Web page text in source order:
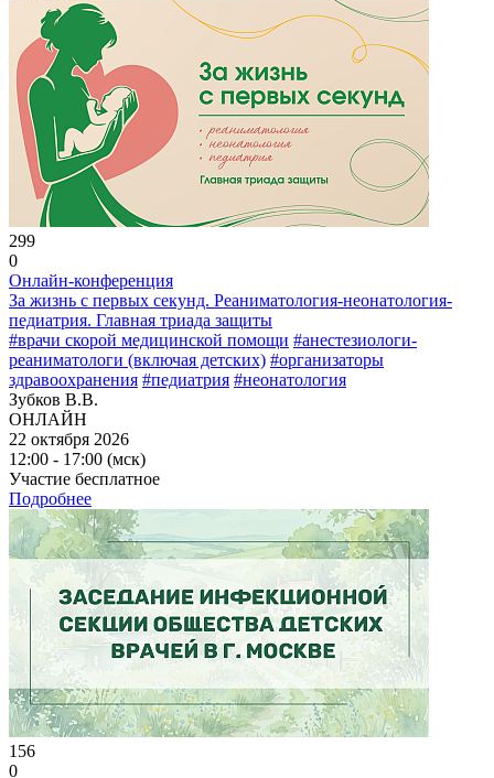
299
0
Онлайн-конференция
За жизнь с первых секунд. Реаниматология-неонатология-
педиатрия. Главная триада защиты
#врачи скорой медицинской помощи #анестезиологи-
реаниматологи (включая детских) #организаторы
здравоохранения #педиатрия #неонатология
Зубков В.В.
ОНЛАЙН
22 октября 2026
12:00 - 17:00 (мск)
Участие бесплатное
Подробнее
156
0